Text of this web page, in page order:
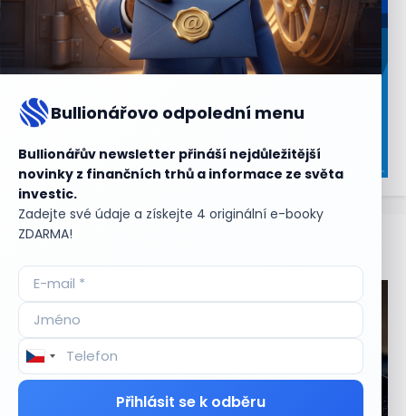
Bullionářovo odpolední menu
Bullionářův newsletter přináší nejdůležitější
novinky z finančních trhů a informace ze světa
investic.
Zadejte své údaje a získejte 4 originální e-booky
ZDARMA!
Přihlásit se k odběru
Aktuální